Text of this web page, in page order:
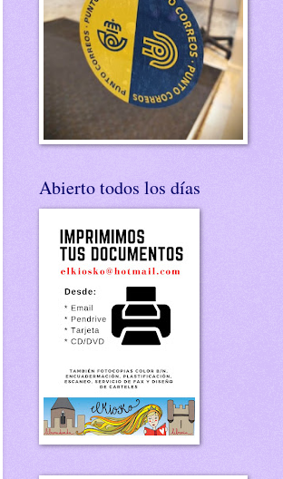
Abierto todos los días